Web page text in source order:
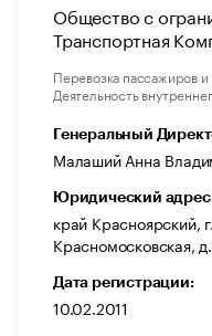
Общество с
Транспортная
Перевозка пассажиров и
Деятельность
Генеральный
Малаший Анна
Юридический
край Красноярский,
Красномосковская,
Дата регистрации:
10.02.2011